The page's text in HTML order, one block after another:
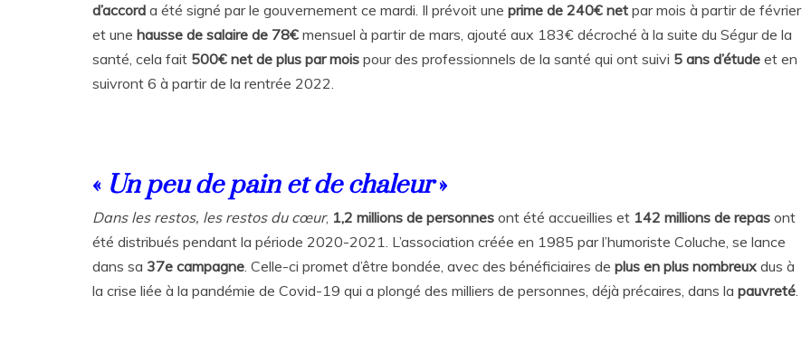
d’accord a été signé par le gouvernement ce mardi. Il prévoit une prime de 240€ net par mois à partir de février
et une hausse de salaire de 78€ mensuel à partir de mars, ajouté aux 183€ décroché à la suite du Ségur de la
santé, cela fait 500€ net de plus par mois pour des professionnels de la santé qui ont suivi 5 ans d’étude et en
suivront 6 à partir de la rentrée 2022.
« Un peu de pain et de chaleur»
Dans les restos, les restos du cœur, 1,2 millions de personnes ont été accueillies et 142 millions de repas ont
été distribués pendant la période 2020-2021. L’association créée en 1985 par l’humoriste Coluche, se lance
dans sa 37e campagne. Celle-ci promet d’être bondée, avec des bénéficiaires de plus en plus nombreux dus à
la crise liée à la pandémie de Covid-19 qui a plongé des milliers de personnes, déjà précaires, dans la pauvreté.